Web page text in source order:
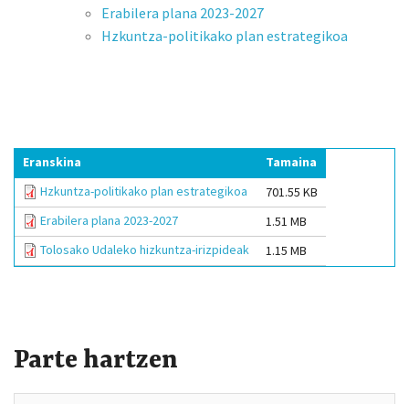
Erabilera plana 2023-2027
Hzkuntza-politikako plan estrategikoa
Eranskina
Tamaina
Hzkuntza-politikako plan estrategikoa
701.55 KB
Erabilera plana 2023-2027
1.51 MB
Tolosako Udaleko hizkuntza-irizpideak
1.15 MB
Parte hartzen